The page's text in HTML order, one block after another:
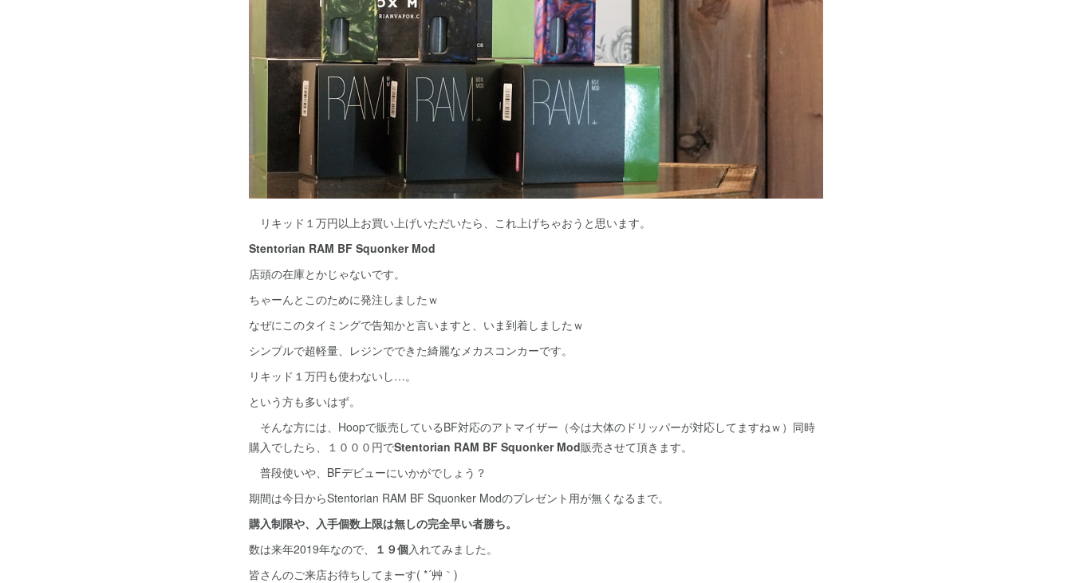
リキッド１万円以上お買い上げいただいたら、これ上げちゃおうと思います。
Stentorian RAM BF Squonker Mod
店頭の在庫とかじゃないです。
ちゃーんとこのために発注しましたｗ
なぜにこのタイミングで告知かと言いますと、いま到着しましたｗ
シンプルで超軽量、レジンでできた綺麗なメカスコンカーです。
リキッド１万円も使わないし…。
という方も多いはず。
そんな方には、Hoopで販売しているBF対応のアトマイザー（今は大体のドリッパーが対応してますねｗ）同時
購入でしたら、１０００円でStentorian RAM BF Squonker Mod販売させて頂きます。
普段使いや、BFデビューにいかがでしょう？
期間は今日からStentorian RAM BF Squonker Modのプレゼント用が無くなるまで。
購入制限や、入手個数上限は無しの完全早い者勝ち。
数は来年2019年なので、
１９個入れてみました。
皆さんのご来店お待ちしてまーす( *´艸｀)